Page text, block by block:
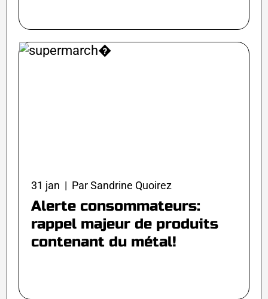
31 jan | Par Sandrine Quoirez
Alerte consommateurs:
rappel majeur de produits
contenant du métal!